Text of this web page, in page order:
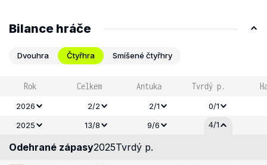
Bilance hráče
Dvouhra Čtyřhra Smíšené čtyřhry
Rok Celkem Antuka Tvrdý p.
2026 2/2 2/1
0/1
2025
13/8 9/6 4/1
Odehrané zápasy2025Tvrdý p.